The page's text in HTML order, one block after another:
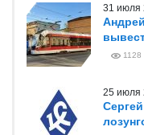
31 июля
1128
25 июля